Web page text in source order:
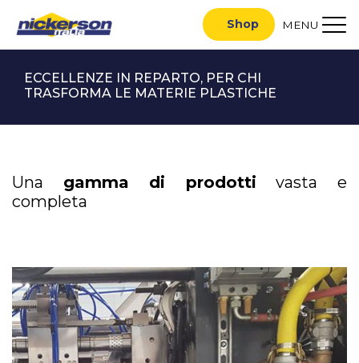
Shop MENU
ECCELLENZE IN REPARTO, PER CHI
TRASFORMA LE MATERIE PLASTICHE
Una gamma di prodotti vasta e
completa